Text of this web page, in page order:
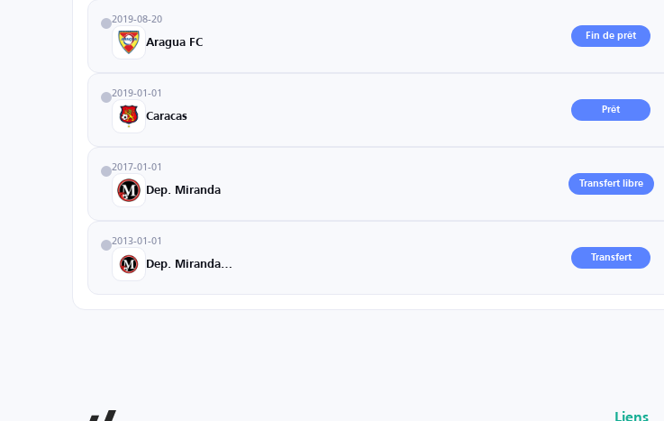
2019-08-20
Aragua FC
Fin de prêt
2019-01-01
Caracas
Prêt
2017-01-01
Dep. Miranda
Transfert libre
2013-01-01
Transfert